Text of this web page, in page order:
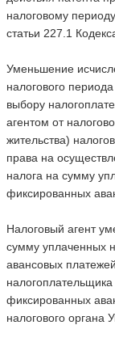
налоговому
статьи 227.1
Уменьшение
налогового
выбору
агентом от
жительства)
права на
налога на сумму
фиксированных
Налоговый агент
сумму уплаченных
авансовых
фиксированных
налогового органа